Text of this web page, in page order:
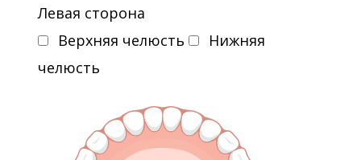
Левая сторона
Верхняя челюсть
Нижняя
челюсть